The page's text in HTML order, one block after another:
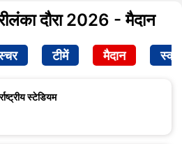
दौरा 2026 - मैदान
टीमें मैदान
स्टेडियम